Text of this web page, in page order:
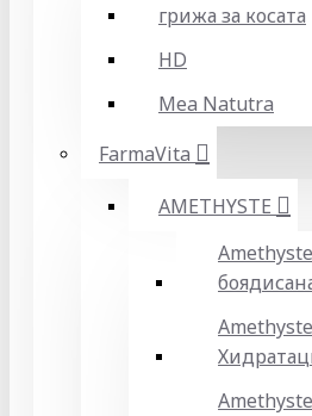
грижа за косата
HD
Mea Natutra
FarmaVita
AMETHYSTE